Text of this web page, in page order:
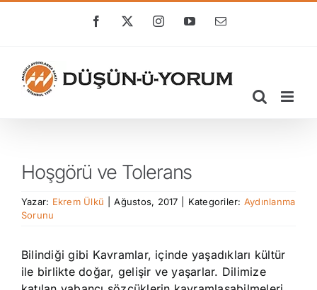
Facebook
X InstagramYouTube
E-
Hoşgörü ve Tolerans
Yazar: Ekrem Ülkü Ağustos, 2017 Kategoriler: Aydınlanma
Sorunu
Bilindiği gibi Kavramlar, içinde yaşadıkları kültür
ile birlikte doğar, gelişir ve yaşarlar. Dilimize